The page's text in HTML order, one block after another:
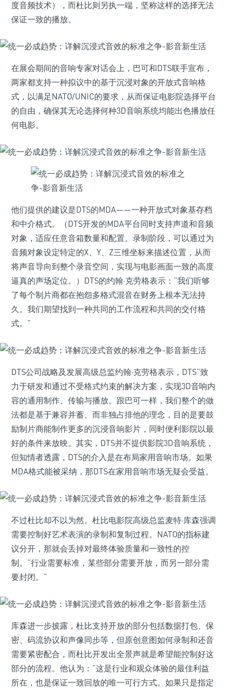
度音频技术），而杜比则另执一端，坚称这样的选择无法
保证一致的播放。
在展会期间的音响专家对话会上，巴可和DTS联手宣布，
两家都支持一种拟议中的基于沉浸对象的开放式音响格
式，以满足NATO/UNIC的要求，从而保证电影院选择平台
的自由，确保其无论选择何种3D音响系统均能出色播放任
何电影。
他们提供的建议是DTS的MDA——一种开放式对象基存档
和中介格式。（DTS开发的MDA平台同时支持声道和音频
对象，适应任意音箱数量和配置。录制阶段，可以通过为
音频对象设定特定的X、Y、Z三维坐标来描述位置，从而
将声音导向到整个录音空间，实现与电影画面一致的高度
逼真的声场定位。）DTS的约翰·克劳格表示：“我们听够
了每个制片商都在抱怨多格式混音在财务上根本无法持
久。我们期望找到一种共同的工作流程和共同的交付格
式。”
DTS公司战略及发展高级总监约翰·克劳格表示，DTS“致
力于研发和通过不受格式约束的解决方案，实现3D音响内
容的通用制作、传输与播放。跟巴可一样，我们整个的做
法都是基于兼容并蓄、而非独占排他的理念，目的是要鼓
励制片商能制作更多的沉浸音响影片，同时便利影院以最
好的条件来放映。其实，DTS并不提供影院3D音响系统，
但知情者透露，DTS的介入是在布局家用音响市场。如果
MDA格式能被采纳，那DTS在家用音响市场无疑会受益。
不过杜比却不以为然。杜比电影院高级总监麦特·库森强调
需要控制好艺术表演的录制和复制过程。NATO的指标建
议分开，那就会丢掉对最终体验质量和一致性的控
制。“行业需要标准，某些部分需要开放，而另一部分需
要封闭。”
库森进一步披露，杜比支持开放的部分包括数据打包、保
密、码流协议和声像同步等，但原创意图如何录制和还音
需要紧密配合，而杜比开发出全景声就是希望能控制好这
部分的流程。他认为：“这是行业和观众体验的最佳利益
所在，也是保证一致回放的唯一可行方式。如果只是指定